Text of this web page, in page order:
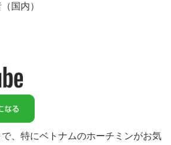
国内）
、特にベトナムのホーチミンがお気